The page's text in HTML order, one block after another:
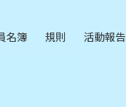
名簿 規則 活動報告